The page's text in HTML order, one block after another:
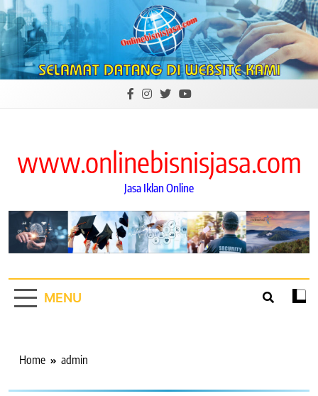
Skip
to
content
www.onlinebisnisjasa.com
Jasa Iklan Online
MENU
Home admin